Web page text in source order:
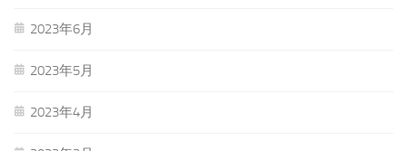
2023年6月
2023年5月
2023年4月